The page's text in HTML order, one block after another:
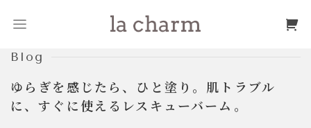
Blog
ゆらぎを感じたら、ひと塗り。肌トラブル
に、すぐに使えるレスキューバーム。